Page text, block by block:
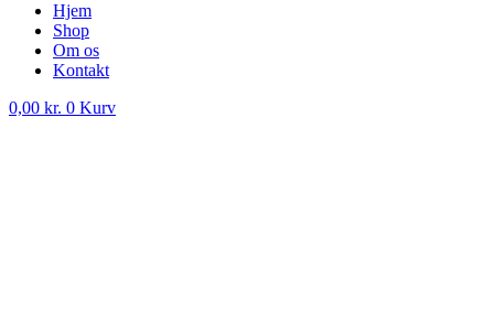
Hjem
Shop
Om os
Kontakt
0,00 kr. 0 Kurv